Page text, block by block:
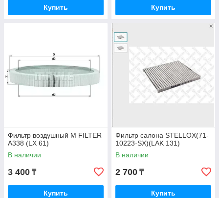
Купить Купить
Фильтр воздушный M FILTER
A338 (LX 61)
В наличии
3 400 ₸
Купить
Фильтр салона STELLOX(71-
10223-SX)(LAK 131)
В наличии
2 700 ₸
Купить